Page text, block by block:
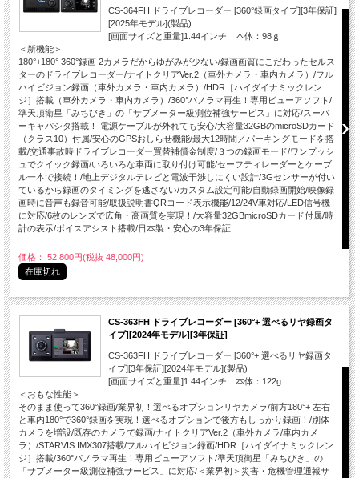
CS-364FH ドライブレコーダー [360°録画タイプ][3年保証]
[2025年モデル](製品)
[画面サイズと重量]1.44インチ 本体：98ｇ
＜新機能＞
180°+180° 360°録画 2カメラだからゆがみが少ない/録画画質にこだわったセルス
ターのドライブレコーダー/ナイトクリアVer.2（車外カメラ・車内カメラ）/フル
ハイビジョン録画（車外カメラ・車内カメラ）/HDR［ハイダイナミックレン
ジ］搭載（車外カメラ・車内カメラ）/360°パノラマ再生！専用ビューアソフト/
準天頂衛星「みちびき」の「サブメーター級測位補強サービス」に対応/スーパ
ーキャパシタ搭載！ 電源ケーブルが外れても安心/大容量32GBのmicroSDカード
（クラス10）付属/安心のGPSおしらせ機能/最大12時間／パーキングモードを搭
載/交通事故時ドライブレコーダー買替補償金制度/３つの録画モード/ワンプッシ
ュでクイック録画/いろいろな車両に取り付け可能/セーフティレーダーとケーブ
ル一本で接続！/地上デジタルテレビと電波干渉しにくい設計/3Gセンサーが付い
ているから録画のタイミングを逃さない/カスタム設定可能/自動録画開始/映像録
画時に音声も録音可能/取扱説明書QRコード表示機能/12/24V車対応/LED信号機
に対応/6枚のレンズで広角・高画質を実現！/大容量32GBmicroSDカード付属/時
計の表示/ボイスアシスト搭載/日本製・安心の3年保証
価格： 52,800円(税抜 48,000円)
在庫切れ
CS-363FH ドライブレコーダー [360°+ 選べるリヤ録画タ
イプ][2024年モデル][3年保証]
CS-363FH ドライブレコーダー [360°+ 選べるリヤ録画タ
イプ][3年保証][2024年モデル](製品)
[画面サイズと重量]1.44インチ 本体：122g
＜おもな性能＞
そのまま使って360°録画/業界初！選べるオプションリヤカメラ/前方180°+ 左右
と車内180°で360°録画を実現！選べるオプションで後方もしっかり録画！/別体
カメラを増設/既存のカメラで録画/ナイトクリアVer.2（車外カメラ/車内カメ
ラ）/STARVIS IMX307搭載/フルハイビジョン録画/HDR［ハイダイナミックレン
ジ］搭載/360°パノラマ再生！専用ビューアソフト/準天頂衛星「みちびき」の
「サブメーター級測位補強サービス」に対応/＜業界初＞災害・危機管理通報サ